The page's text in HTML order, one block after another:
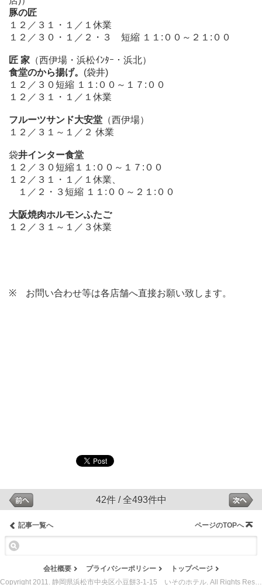
豚の匠
１２／３１・１／１休業
１２／３０・１／２・３ 短縮 １１:００～２１:００
匠 家 （西伊場・浜松ｲﾝﾀｰ・浜北）
食堂のから揚げ。 (袋井)
１２／３０短縮 １１:００～１７:００
１２／３１・１／１休業
フルーツサンド大安堂 （西伊場）
１２／３１～１／２ 休業
袋井インター食堂
１２／３０短縮１１:００～１７:００
１２／３１・１／１休業、
１／２・３短縮 １１:００～２１:００
大阪焼肉ホルモンふたご
１２／３１～１／３休業
※ お問い合わせ等は各店舗へ直接お願い致します。
42件 / 全493件中
記事一覧へ ページのTOPへ
会社概要 プライバシーポリシー
トップページ
Copyright 2011. 静岡県浜松市中央区小豆餅3-1-15 いそのホテル. All Rights Reserved.